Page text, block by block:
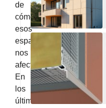
de
cómo
esos
espacios
nos
afectan.
En
los
últimos